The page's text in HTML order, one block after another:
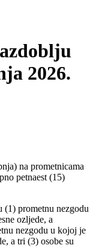
2026.
na prometnicama
petnaest (15)
(1) prometnu nezgodu
ozljede, a
nezgodu u kojoj je
a tri (3) osobe su